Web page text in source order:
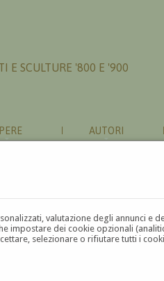
valutazione degli annunci
impostare dei cookie opzionali
selezionare o rifiutare tutti i
E SCULTURE '800 E '900
AUTORI